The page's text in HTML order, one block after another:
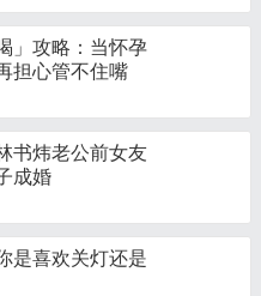
」攻略：当怀孕
担心管不住嘴
书炜老公前女友
成婚
是喜欢关灯还是